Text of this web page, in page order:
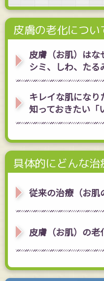
皮膚の老化につい
皮膚（お肌）はな
シミ、しわ、たる
キレイな肌になり
知っておきたい「
具体的にどんな治
従来の治療（お肌
皮膚（お肌）の